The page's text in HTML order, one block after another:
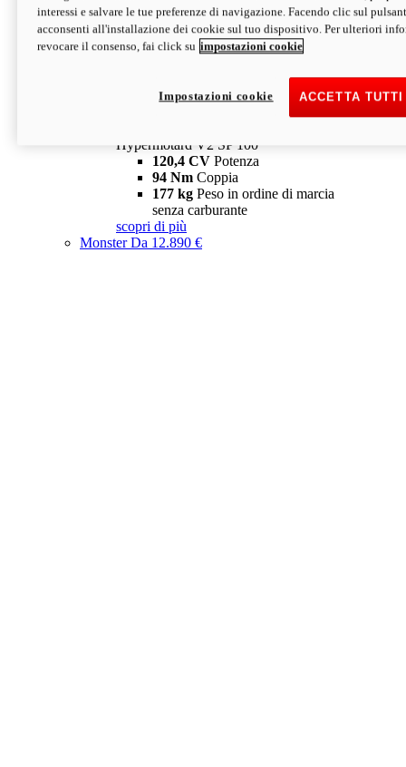
94 NmCoppia
177 kgPeso in ordine di marcia
senza carburante
Depotenziata 35 kW: 18.890 € i
configura scopri di più
Hypermotard V2 SP 100
120,4 CV Potenza
94 Nm Coppia
177 kg Peso in ordine di marcia
senza carburante
scopri di più
MonsterDa 12.890 €
interessi e salvare le tue preferenze di navigazione. Facendo clic sul
acconsenti all'installazione dei cookie sul tuo dispositivo. Per ulteriori
revocare il consenso, fai click su impostazioni cookie
ACCETTA
Impostazioni cookie